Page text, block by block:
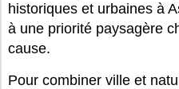
historiques et urbaines à
à une priorité paysagère
cause.
Pour combiner ville et